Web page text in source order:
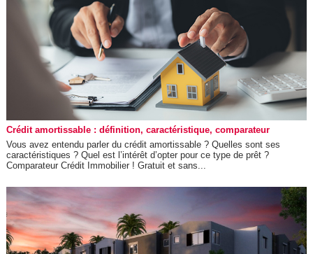
Crédit amortissable : définition, caractéristique, comparateur
Vous avez entendu parler du crédit amortissable ? Quelles sont ses
caractéristiques ? Quel est l’intérêt d’opter pour ce type de prêt ?
Comparateur Crédit Immobilier ! Gratuit et sans...